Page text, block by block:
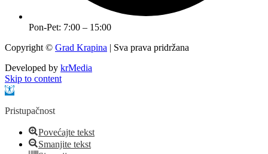
Pon-Pet: 7:00 – 15:00
Copyright © Grad Krapina | Sva prava pridržana
Developed by krMedia
Skip to content
Open toolbar
Pristupačnost
Povećajte tekst
Smanjite tekst